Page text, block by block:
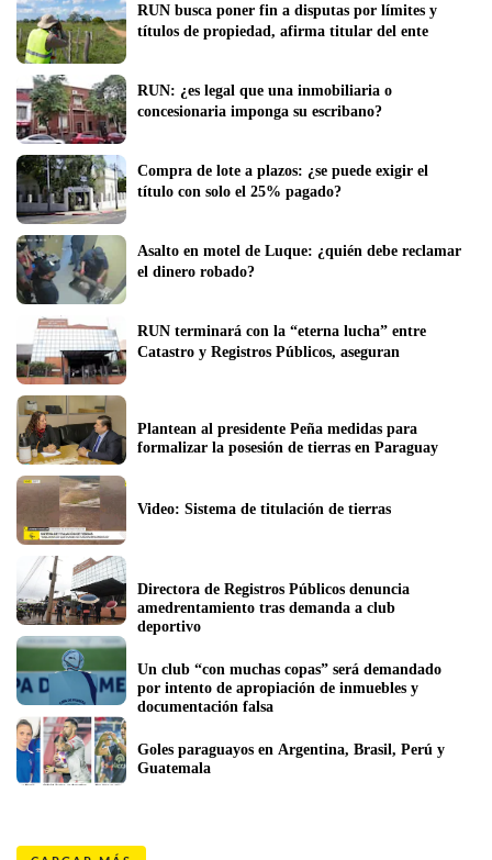
RUN busca poner fin a disputas por límites y
títulos de propiedad, afirma titular del ente
RUN: ¿es legal que una inmobiliaria o
concesionaria imponga su escribano?
Compra de lote a plazos: ¿se puede exigir el
título con solo el 25% pagado?
Asalto en motel de Luque: ¿quién debe reclamar
el dinero robado?
RUN terminará con la “eterna lucha” entre
Catastro y Registros Públicos, aseguran
Plantean al presidente Peña medidas para
formalizar la posesión de tierras en Paraguay
Video: Sistema de titulación de tierras
Directora de Registros Públicos denuncia
amedrentamiento tras demanda a club
deportivo
Un club “con muchas copas” será demandado
por intento de apropiación de inmuebles y
Goles paraguayos en Argentina, Brasil, Perú y
Guatemala